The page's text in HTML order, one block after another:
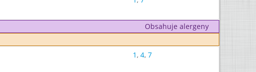
Obsahuje alergeny
1, 4, 7